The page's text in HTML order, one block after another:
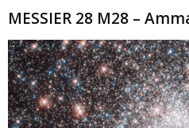
MESSIER 28 M28 –